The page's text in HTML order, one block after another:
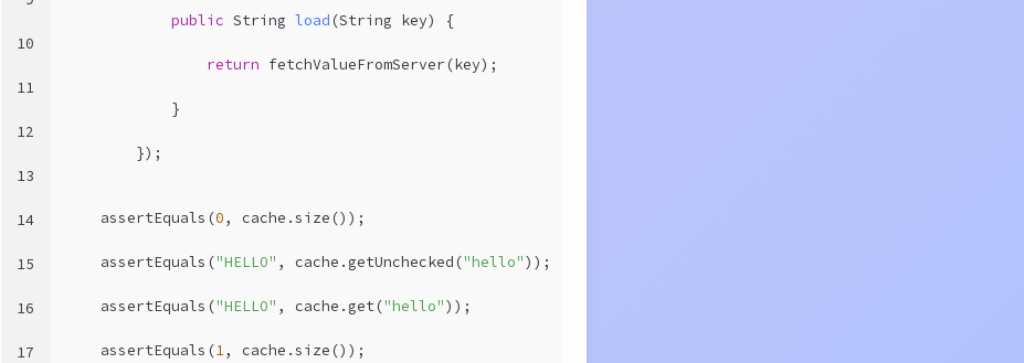
10
11
12
13
14
15
16
17
public String load (String key) {
return fetchValueFromServer(key);
            }
        });
    assertEquals(
0, cache.size());
    assertEquals(
"HELLO" , cache.getUnchecked("hello"));
    assertEquals(
"HELLO" , cache.get("hello"));
    assertEquals(
1, cache.size());